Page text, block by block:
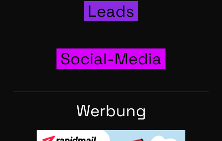
Leads
Social-Media
Wer­bung